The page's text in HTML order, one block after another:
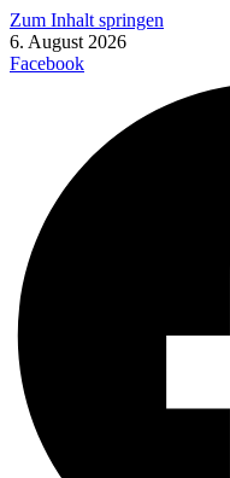
Zum Inhalt springen
6. August 2026
Facebook